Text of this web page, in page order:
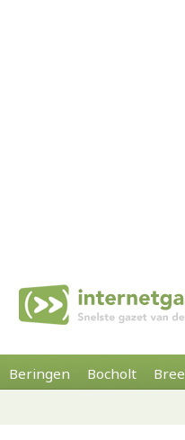
Beringen Bocholt Bree